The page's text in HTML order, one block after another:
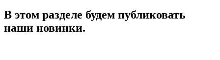
В этом разделе будем публиковать
наши новинки.